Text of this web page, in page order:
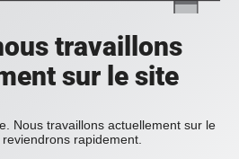
travaillons
sur le site
Nous travaillons actuellement sur le
rapidement.